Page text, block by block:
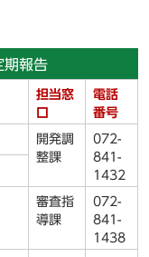
期報告
担当窓
口
電話
番号
開発調
整課
072-
841-
1432
審査指
導課
072-
841-
1438